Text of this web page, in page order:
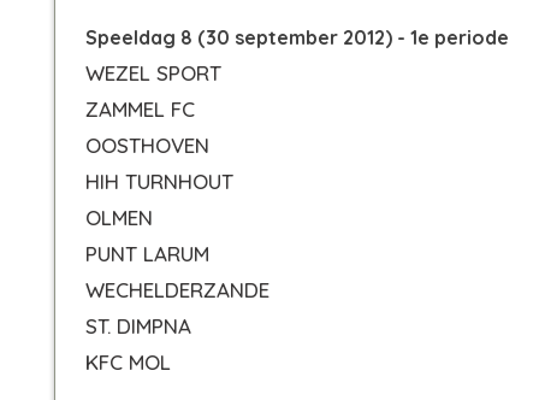
Speeldag 8 (30 september 2012) - 1e periode
WEZEL SPORT
ZAMMEL FC
OOSTHOVEN
HIH TURNHOUT
OLMEN
PUNT LARUM
WECHELDERZANDE
ST. DIMPNA
KFC MOL